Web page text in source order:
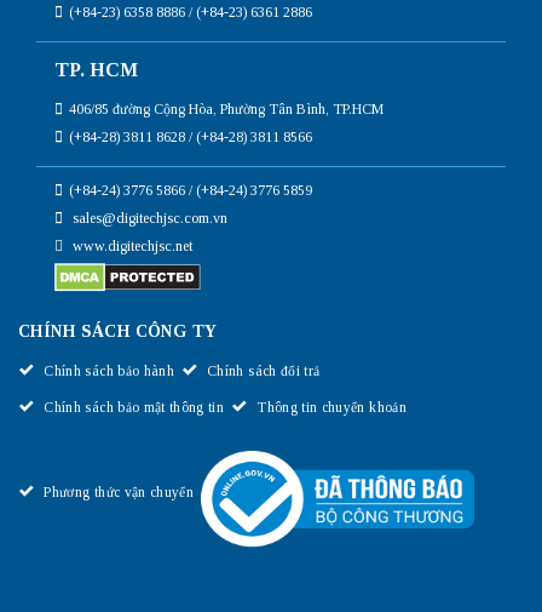
(+84-23) 6358 8886 / (+84-23) 6361 2886
TP. HCM
406/85 đường Cộng Hòa, Phường Tân Bình, TP.HCM
(+84-28) 3811 8628 / (+84-28) 3811 8566
(+84-24) 3776 5866 / (+84-24) 3776 5859
sales@digitechjsc.com.vn
www.digitechjsc.net
CHÍNH SÁCH CÔNG TY
Chính sách bảo hành Chính sách đổi trả
Chính sách bảo mật thông tin Thông tin chuyển khoản
Phương thức vận chuyển